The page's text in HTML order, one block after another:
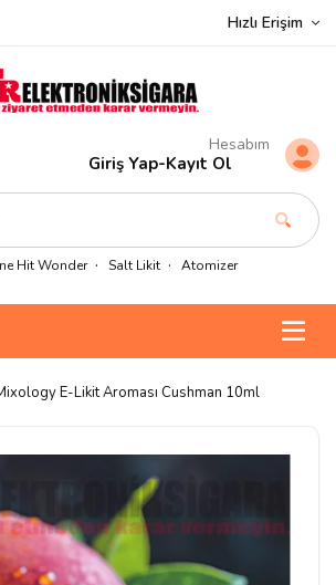
Hızlı Erişim
Hit Wonder Salt Likit Atomizer
Hesabım
Giriş Yap-Kayıt Ol
E-Likit Aroması Cushman 10ml